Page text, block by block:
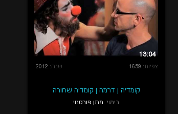
13:04
צפיות: 1659 שנה: 2012
קומדיה | דרמה | קומדיה שחורה
בימוי: מתן פורטנוי